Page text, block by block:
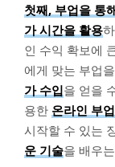
첫째, 부업을 통
가 시간을 활용
인 수익 확보에
에게 맞는 부업
가 수입을 얻을
용한 온라인 부업
시작할 수 있는
운 기술을 배우